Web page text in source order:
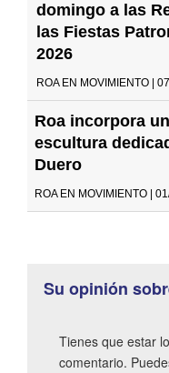
domingo a las
las Fiestas
2026
ROA EN MOVIMIENTO |
Roa incorpora
escultura
Duero
ROA EN MOVIMIENTO |
Su opinión
Tienes que estar
comentario.